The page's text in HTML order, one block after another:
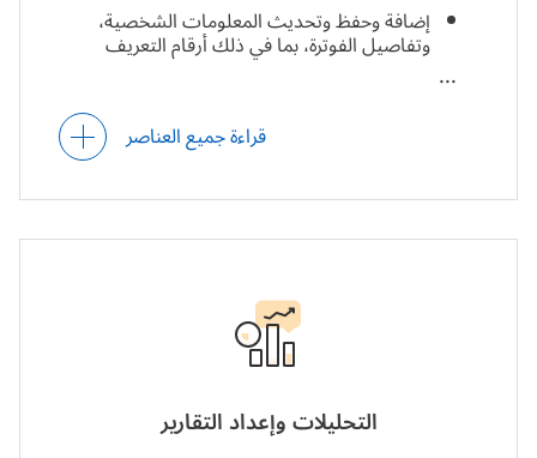
إضافة وحفظ وتحديث المعلومات الشخصية،
وتفاصيل الفوترة، بما في ذلك أرقام التعريف
الضريبي، وطرق الدفع، وتفاصيل بطاقات الدفع.
مؤقتًا، وغيرها من الإجراءات).
دفع الفواتير عبر البوابات الإلكترونية.
تتبع الفواتير المدفوعة والمستحقة.
قراءة جميع العناصر
التحليلات وإعداد التقارير